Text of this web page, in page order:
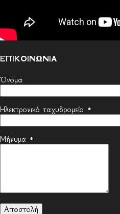
ΕΠΙΚΟΙΝΩΝΙΑ
Όνομα
Ηλεκτρονικό ταχυδρομείο *
Μήνυμα *